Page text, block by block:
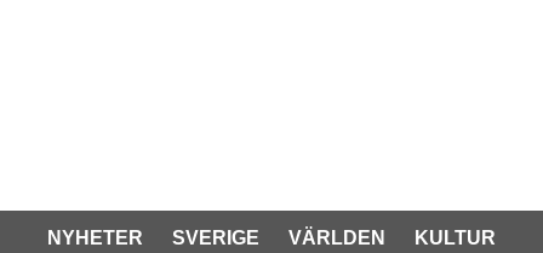
NYHETER SVERIGE VÄRLDEN KULTUR